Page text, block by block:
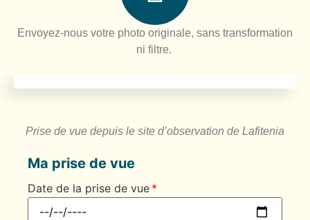
Envoyez-nous votre photo originale, sans transformation
ni filtre.
Prise de vue depuis le site d’observation de Lafitenia
Ma prise de vue
Date de la prise de vue